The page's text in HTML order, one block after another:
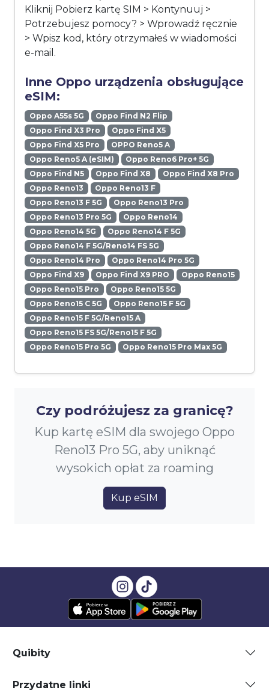
Kliknij Pobierz kartę SIM > Kontynuuj >
Potrzebujesz pomocy? > Wprowadź ręcznie
> Wpisz kod, który otrzymałeś w wiadomości
e-mail.
Inne Oppo urządzenia obsługujące
eSIM:
Oppo A55s 5G
Oppo Find N2 Flip
Oppo Find X3 Pro
Oppo Find X5
Oppo Find X5 Pro
OPPO Reno5 A
Oppo Reno5 A (eSIM)
Oppo Reno6 Pro+ 5G
Oppo Find N5
Oppo Find X8
Oppo Find X8 Pro
Oppo Reno13
Oppo Reno13 F
Oppo Reno13 F 5G
Oppo Reno13 Pro
Oppo Reno13 Pro 5G
Oppo Reno14
Oppo Reno14 5G
Oppo Reno14 F 5G
Oppo Reno14 F 5G/Reno14 FS 5G
Oppo Reno14 Pro
Oppo Reno14 Pro 5G
Oppo Find X9
Oppo Find X9 PRO
Oppo Reno15
Oppo Reno15 Pro
Oppo Reno15 5G
Oppo Reno15 C 5G
Oppo Reno15 F 5G
Oppo Reno15 F 5G/Reno15 A
Oppo Reno15 FS 5G/Reno15 F 5G
Oppo Reno15 Pro 5G
Oppo Reno15 Pro Max 5G
Czy podróżujesz za granicę?
Kup kartę eSIM dla swojego Oppo
Reno13 Pro 5G, aby uniknąć
wysokich opłat za roaming
Kup eSIM
Quibity
Przydatne linki